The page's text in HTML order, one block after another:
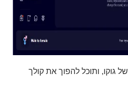
בחר את קול ה-AI של גוקו, ותוכל להפוך את קולך